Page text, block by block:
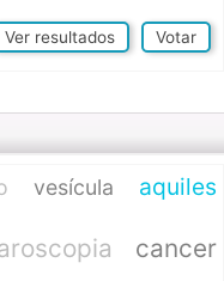
Votar
Ver resultados
vesícula aquiles
cancer